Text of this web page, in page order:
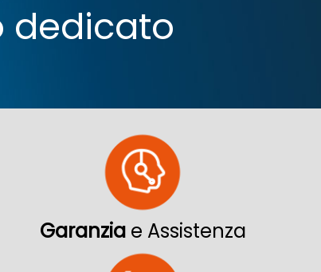
dedicato
Garanzia e Assistenza